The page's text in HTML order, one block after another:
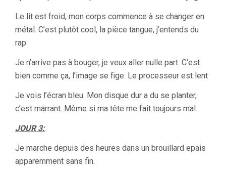
Le lit est froid, mon corps commence à se changer en
métal. C’est plutôt cool, la pièce tangue, j’entends du
rap
Je n’arrive pas à bouger, je veux aller nulle part. C’est
bien comme ça, l’image se fige. Le processeur est lent
Je vois l’écran bleu. Mon disque dur a du se planter,
c’est marrant. Même si ma tête me fait toujours mal.
JOUR 3:
Je marche depuis des heures dans un brouillard epais
apparemment sans fin.